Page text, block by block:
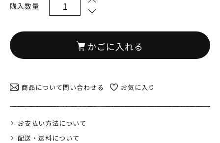
実店舗のご案内
ギフトラッピング
よくある質問
購入数量
かごに入れる
商品について問い合わせる お気に入り
お支払い方法について
配送・送料について